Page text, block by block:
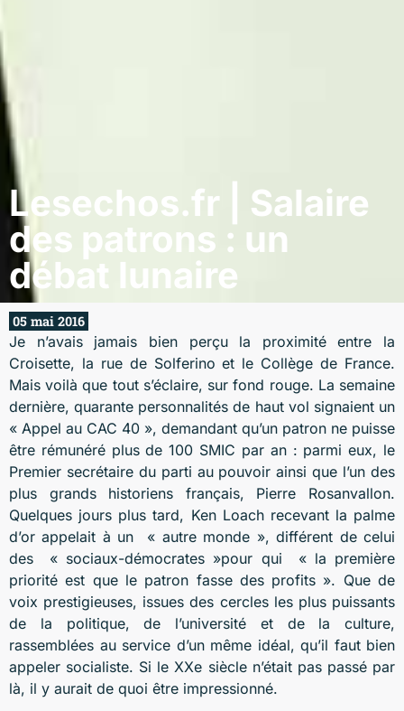
Lesechos.fr | Salaire
des patrons : un
débat lunaire
05 mai 2016
Je n’avais jamais bien perçu la proximité entre la
Croisette, la rue de Solferino et le Collège de France.
Mais voilà que tout s’éclaire, sur fond rouge. La semaine
dernière, quarante personnalités de haut vol signaient un
« Appel au CAC 40 », demandant qu’un patron ne puisse
être rémunéré plus de 100 SMIC par an : parmi eux, le
Premier secrétaire du parti au pouvoir ainsi que l’un des
plus grands historiens français, Pierre Rosanvallon.
Quelques jours plus tard, Ken Loach recevant la palme
d’or appelait à un « autre monde », différent de celui
des « sociaux-démocrates »pour qui « la première
priorité est que le patron fasse des profits ». Que de
voix prestigieuses, issues des cercles les plus puissants
de la politique, de l’université et de la culture,
rassemblées au service d’un même idéal, qu’il faut bien
appeler socialiste. Si le XXe siècle n’était pas passé par
là, il y aurait de quoi être impressionné.